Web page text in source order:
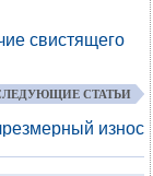
свистящего
СТАТЬИ
износ